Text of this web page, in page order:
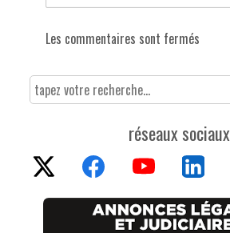
Les commentaires sont fermés
réseaux sociaux